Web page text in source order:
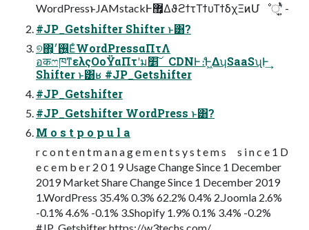
WordPressͱJAMstackͰ޿͕ΔϑϩϯτΤϯυΤϯδχΞͷՄೳੑʹ͍ͭͯ -
#JP_Getshifter Shifter ͱ͸?
୭΋͕࢖͍׳ΕͨWordPressαΠτΛ
อकෆཁͳελςΟοΫαΠτʹม׵͠ CDNͰެ։Ͱ͖ΔʮSaaSʯͰ͢
Shifter ͱ͸ʁ #JP_Getshifter
#JP_Getshifter
#JP_Getshifter WordPress ͱ͸?
M o s t p o p u l a
r c o n t e n t m a n a g e m e n t s y s t e m s s i n c e 1 D
e c e m b e r 2 0 1 9 Usage Change Since 1 December
2019 Market Share Change Since 1 December 2019
1.WordPress 35.4% 0.3% 62.2% 0.4% 2.Joomla 2.6%
-0.1% 4.6% -0.1% 3.Shopify 1.9% 0.1% 3.4% -0.2%
#JP_Getshifter https://w3techs.com/